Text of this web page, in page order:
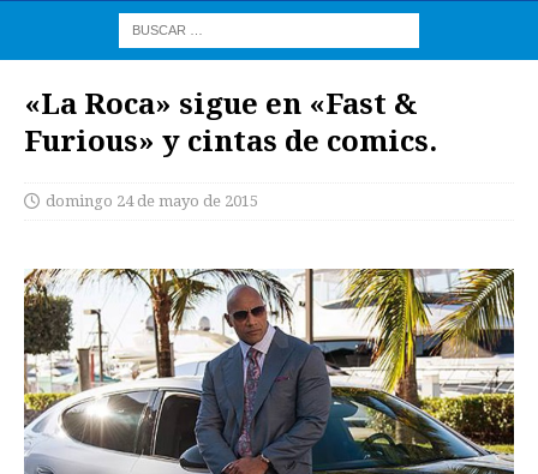
«La Roca» sigue en «Fast &
Furious» y cintas de comics.
domingo 24 de mayo de 2015